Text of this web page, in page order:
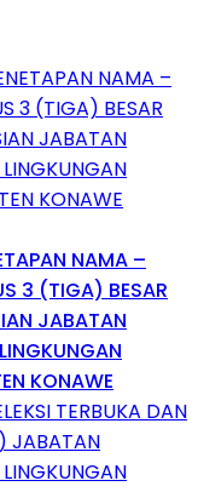
NAMA –
3 (TIGA) BESAR
JABATAN
KONAWE